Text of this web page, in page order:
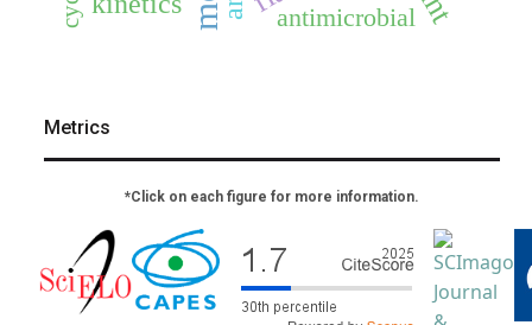
antimicrobial
Metrics
*Click on each figure for more information.